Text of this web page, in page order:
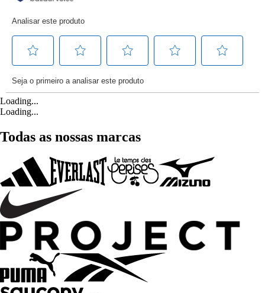
Loading...
Loading...
Todas as nossas marcas